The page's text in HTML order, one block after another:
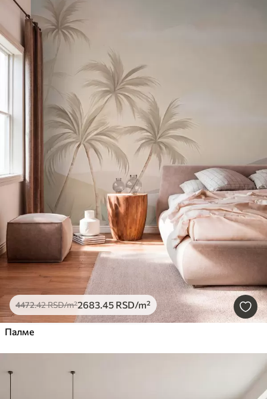
4472.42RSD/m²2683.45 RSD/m²
Палме